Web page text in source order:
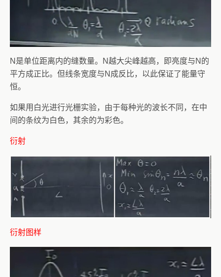
N是单位距离内的缝数量。N越大尖峰越高，即亮度与N的
平方成正比。但线条宽度与N成反比，以此保证了能量守
恒。
如果用白光进行光栅实验，由于每种光的波长不同，在中
间的条纹为白色，其余的为彩色。
衍射
衍射图样